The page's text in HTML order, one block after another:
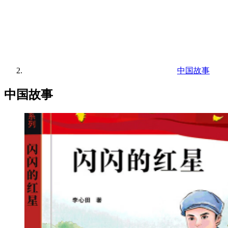
中国故事
中国故事